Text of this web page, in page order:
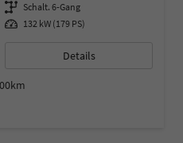
Getriebe Schalt. 6-Gang
Leistung 132 kW (179 PS)
Details